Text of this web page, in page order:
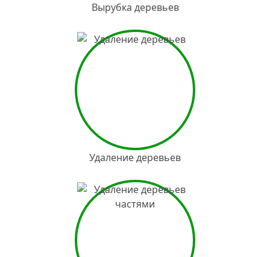
Вырубка деревьев
Удаление деревьев